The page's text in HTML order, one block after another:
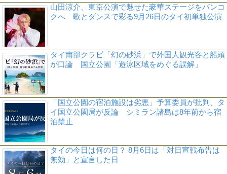
山田涼介、東京公演で魅せた豪華ステージをバンコ
クへ 歌とダンスで彩る9月26日のタイ初単独公演
タイ南部クラビ「幻の砂浜」で外国人観光客と船頭
が口論 国立公園「遊泳区域をめぐる誤解」
「国立公園の宿泊施設は劣悪」予算委員が批判、タ
イ国立公園局が反論 シミラン諸島は8年前から宿
泊禁止
タイの今日は何の日？ 8月6日は「対日宣戦布告は
無効」と宣言した日